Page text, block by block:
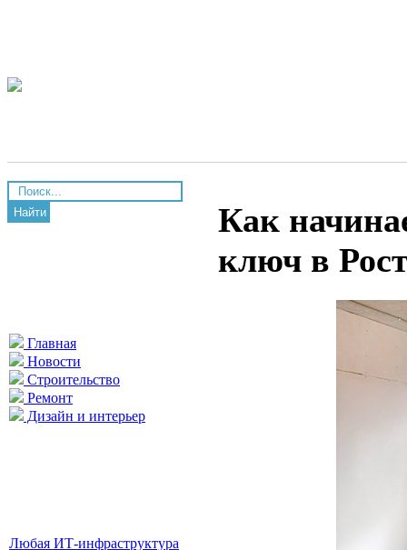
Найти
Главная
Новости
Строительство
Ремонт
Дизайн и интерьер
Любая ИТ-инфраструктура
Как
ключ в